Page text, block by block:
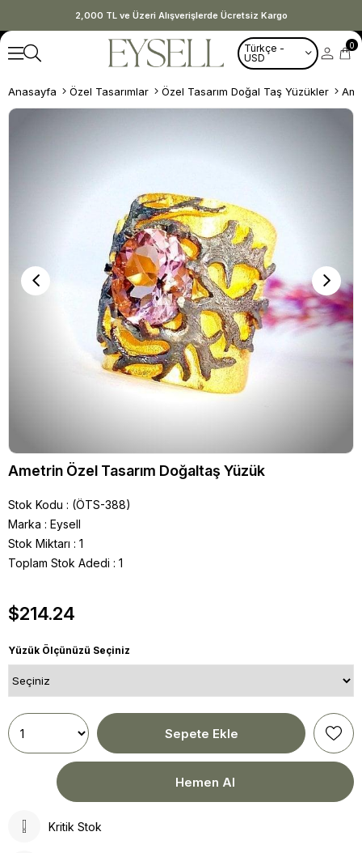
2,000 TL ve Üzeri Alışverişlerde Ücretsiz Kargo
Türkçe -
USD
0
Anasayfa Özel Tasarımlar Özel Tasarım Doğal Taş Yüzükler
Ametrin Özel Tasarım Doğaltaş Yüzük
Stok Kodu
(ÖTS-388)
Marka : Eysell
Stok Miktarı : 1
Toplam Stok Adedi : 1
$214.24
Yüzük Ölçünüzü Seçiniz
Kritik Stok